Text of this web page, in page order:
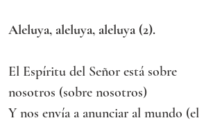
Aleluya, aleluya, aleluya (2).
El Espíritu del Señor está sobre
nosotros (sobre nosotros)
Y nos envía a anunciar al mundo (el